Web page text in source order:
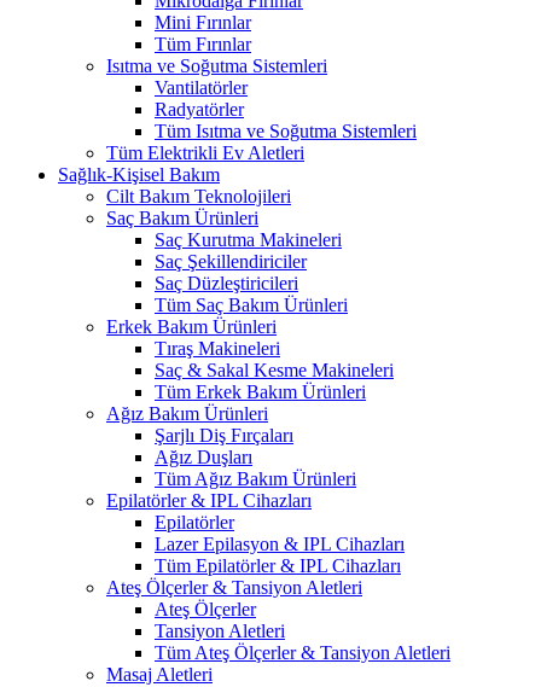
Mini Fırınlar
Tüm Fırınlar
Isıtma ve Soğutma Sistemleri
Vantilatörler
Radyatörler
Tüm Isıtma ve Soğutma Sistemleri
Tüm Elektrikli Ev Aletleri
Sağlık-Kişisel Bakım
Cilt Bakım Teknolojileri
Saç Bakım Ürünleri
Saç Kurutma Makineleri
Saç Şekillendiriciler
Saç Düzleştiricileri
Tüm Saç Bakım Ürünleri
Erkek Bakım Ürünleri
Tıraş Makineleri
Saç & Sakal Kesme Makineleri
Tüm Erkek Bakım Ürünleri
Ağız Bakım Ürünleri
Şarjlı Diş Fırçaları
Ağız Duşları
Tüm Ağız Bakım Ürünleri
Epilatörler & IPL Cihazları
Epilatörler
Lazer Epilasyon & IPL Cihazları
Tüm Epilatörler & IPL Cihazları
Ateş Ölçerler & Tansiyon Aletleri
Ateş Ölçerler
Tansiyon Aletleri
Tüm Ateş Ölçerler & Tansiyon Aletleri
Masaj Aletleri